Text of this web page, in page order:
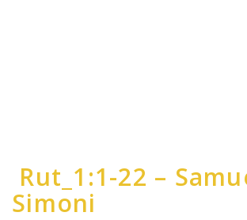
Rut_1:1-22 –
Simoni